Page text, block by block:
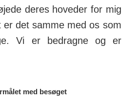
deres hoveder for mig
er det samme med os som
Vi er bedragne og er
med besøget